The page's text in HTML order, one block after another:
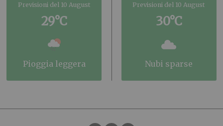
Previsioni del 10 August
29°C
pioggia leggera
Previsioni del 10 August
30°C
nubi sparse